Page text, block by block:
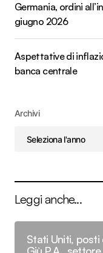
Germania, ordini
giugno 2026
Aspettative di
banca centrale
Archivi
Leggi anche...
Stati Uniti,